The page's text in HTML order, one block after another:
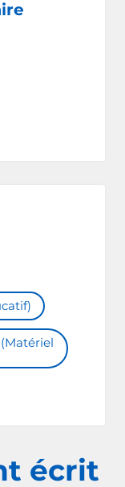
écrit